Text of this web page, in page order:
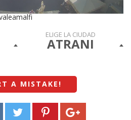
ELIGE LA CIUDAD
ATRANI
A MISTAKE !